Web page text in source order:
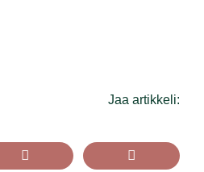
Jaa artikkeli: